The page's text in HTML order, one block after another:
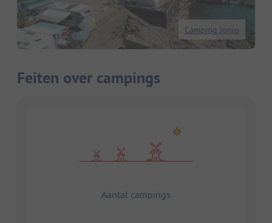
Camping Jonio
Feiten over campings
Aantal campings